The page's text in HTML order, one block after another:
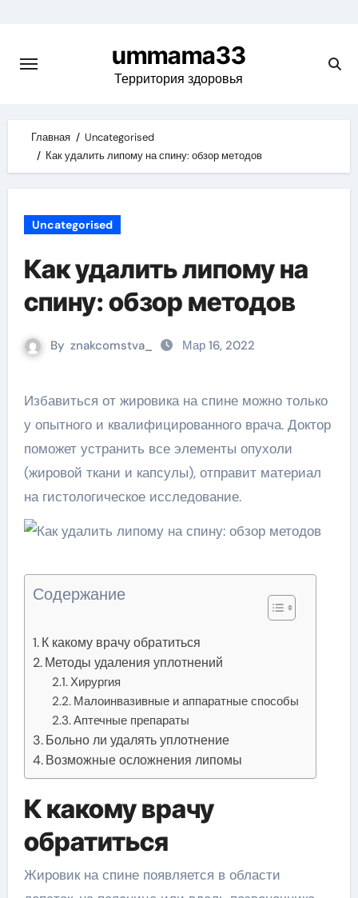
content
ummama33
Территория здоровья
Главная
Uncategorised
Как удалить липому на спину: обзор методов
Uncategorised
Как удалить липому на
спину: обзор методов
By znakcomstva_ Мар 16, 2022
Избавиться от жировика на спине можно только
у опытного и квалифицированного врача. Доктор
поможет устранить все элементы опухоли
(жировой ткани и капсулы), отправит материал
на гистологическое исследование.
Содержание
К какому врачу обратиться
Методы удаления уплотнений
Хирургия
Малоинвазивные и аппаратные способы
Аптечные препараты
Больно ли удалять уплотнение
Возможные осложнения липомы
К какому врачу
обратиться
Жировик на спине появляется в области